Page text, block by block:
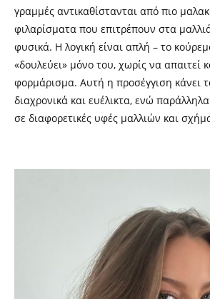
γραμμές αντικαθίστανται από πιο
φιλαρίσματα που επιτρέπουν στα
φυσικά. Η λογική είναι απλή – το
«δουλεύει» μόνο του, χωρίς να απαιτεί
φορμάρισμα. Αυτή η προσέγγιση κάνει
διαχρονικά και ευέλικτα, ενώ
σε διαφορετικές υφές μαλλιών και